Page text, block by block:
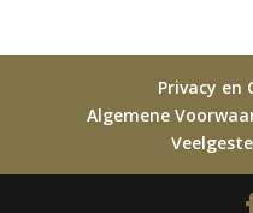
Privacy en
Algemene